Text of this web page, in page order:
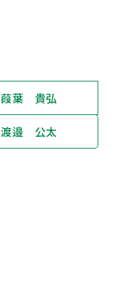
葭葉 貴弘
渡邉 公太